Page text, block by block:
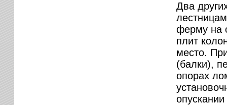
Два
ферму на
плит
место.
(балки),
опорах